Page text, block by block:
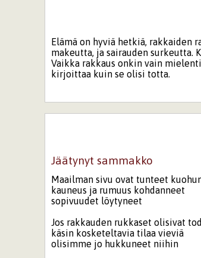
Elämä on hyviä hetkiä, rakkaiden
makeutta, ja sairauden surkeutta.
Vaikka rakkaus onkin vain
kirjoittaa kuin se olisi totta.
Jäätynyt sammakko
Maailman sivu ovat tunteet
kauneus ja rumuus kohdanneet
sopivuudet löytyneet
Jos rakkauden rukkaset olisivat
käsin kosketeltavia tilaa vieviä
olisimme jo hukkuneet niihin